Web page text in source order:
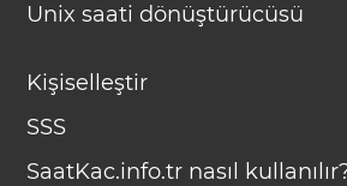
Unix saati dönüştürücüsü
Kişiselleştir
SSS
SaatKac.info.tr nasıl